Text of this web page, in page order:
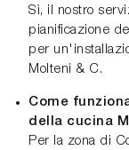
Sì, il nostro
pianificazione
per
Molteni & C.
Come
della cucina
Per la zona di